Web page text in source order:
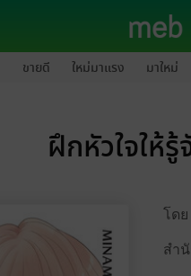
ขายดี ใหม่มาแรง มาใหม่
ฝึกหัวใจให้
โดย
สำ